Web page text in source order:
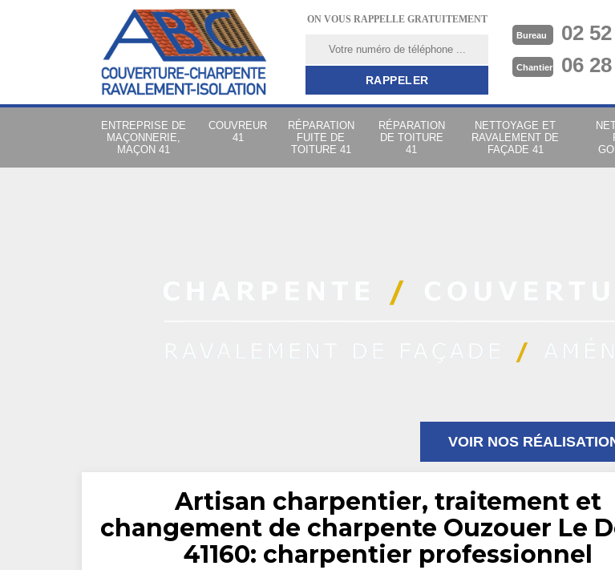
ON VOUS RAPPELLE GRATUITEMENT
Bureau 02
Chantier 06
ENTREPRISE DE
MAÇONNERIE,
MAÇON 41
COUVREUR
41
RÉPARATION
FUITE DE
TOITURE 41
RÉPARATION
DE TOITURE
41
NETTOYAGE ET
RAVALEMENT DE
FAÇADE 41
VOIR NOS
Artisan charpentier, traitement et
changement de charpente Ouzouer Le
41160: charpentier professionnel